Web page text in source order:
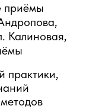
приёмы
Калиновая,
практики,